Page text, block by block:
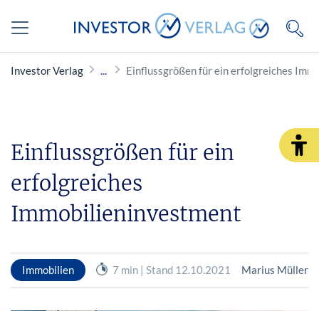
Investor Verlag Einflussgrößen für ein erfolgreiches
Einflussgrößen für ein
erfolgreiches
Immobilieninvestment
Immobilien 7 min | Stand 12.10.2021 Marius Müller